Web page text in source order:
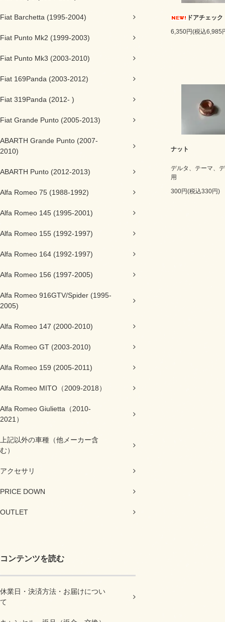
Fiat Barchetta (1995-2004)
Fiat Punto Mk2 (1999-2003)
Fiat Punto Mk3 (2003-2010)
Fiat 169Panda (2003-2012)
Fiat 319Panda (2012- )
Fiat Grande Punto (2005-2013)
ABARTH Grande Punto (2007-
2010)
ABARTH Punto (2012-2013)
Alfa Romeo 75 (1988-1992)
Alfa Romeo 145 (1995-2001)
Alfa Romeo 155 (1992-1997)
Alfa Romeo 164 (1992-1997)
Alfa Romeo 156 (1997-2005)
Alfa Romeo 916GTV/Spider (1995-
2005)
Alfa Romeo 147 (2000-2010)
Alfa Romeo GT (2003-2010)
Alfa Romeo 159 (2005-2011)
Alfa Romeo MITO（2009-2018）
Alfa Romeo Giulietta（2010-
2021）
上記以外の車種（他メーカー含
む）
アクセサリ
PRICE DOWN
OUTLET
コンテンツを読む
休業日・決済方法・お届けについ
て
ドアチェック
6,350円(税込6,985
ナット
デルタ、テーマ、
用
300円(税込330円)